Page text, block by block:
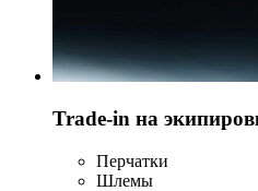
Trade-in на
Перчатки
Шлемы